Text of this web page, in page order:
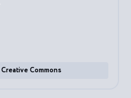
Creative Commons